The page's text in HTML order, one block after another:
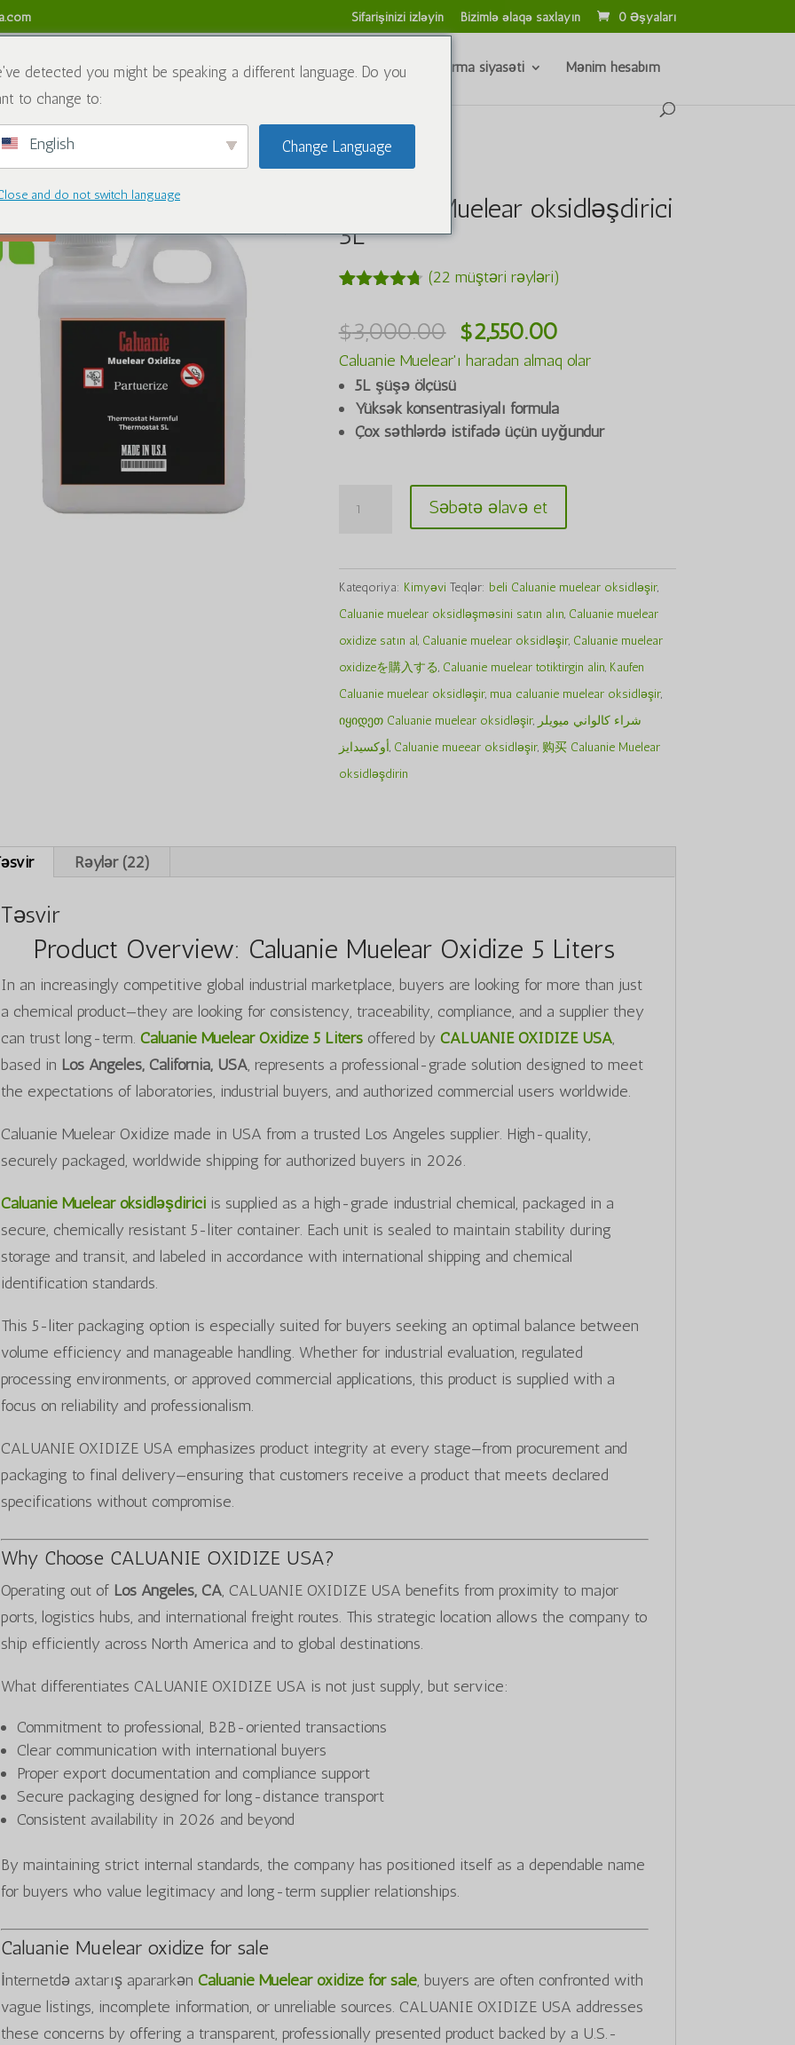
Sifarişinizi izləyin Bizimlə əlaqə saxlayın 0 Əşyaları
maddələr Bloq Bizimlə əlaqə saxlayın Geri ödəmə və qaytarma siyasəti Mənim hesabım
Kimyəvi/ Caluanie Muelear oksidləşdirici 5L
Caluanie Muelear oksidləşdirici
5L
ə əsasən
qiymətləndi
rilib
(22 müştəri rəyləri)
$3,000.00 İlkin
qiymət:
idi.
$2,550.00Cari
qiymət:
Caluanie Muelear'ı haradan almaq olar
5L şüşə ölçüsü
Yüksək konsentrasiyalı formula
Çox səthlərdə istifadə üçün uyğundur
miqdarı
Səbətə əlavə et
Kateqoriya: Kimyəvi Teqlər: beli Caluanie muelear oksidləşir,
Caluanie muelear oksidləşməsini satın alın, Caluanie muelear
oxidize satın al, Caluanie muelear oksidləşir, Caluanie muelear
oxidizeを購入する, Caluanie muelear totiktirgin alin, Kaufen
Caluanie muelear oksidləşir, mua caluanie muelear oksidləşir,
იყიდეთ Caluanie muelear oksidləşir, شراء كالواني ميويلر
أوكسيدايز, Caluanie mueear oksidləşir, 购买 Caluanie Muelear
oksidləşdirin
Rəylər (22)
Təsvir
Product Overview: Caluanie Muelear Oxidize 5 Liters
In an increasingly competitive global industrial marketplace, buyers are looking for more than just
a chemical product—they are looking for consistency, traceability, compliance, and a supplier they
can trust long-term. Caluanie Muelear Oxidize 5 Litersoffered by CALUANIE OXIDIZE USA,
based in Los Angeles, California, USA, represents a professional-grade solution designed to meet
the expectations of laboratories, industrial buyers, and authorized commercial users worldwide.
Caluanie Muelear Oxidize made in USA from a trusted Los Angeles supplier. High-quality,
securely packaged, worldwide shipping for authorized buyers in 2026.
Caluanie Muelear oksidləşdiriciis supplied as a high-grade industrial chemical, packaged in a
secure, chemically resistant 5-liter container. Each unit is sealed to maintain stability during
storage and transit, and labeled in accordance with international shipping and chemical
identification standards.
This 5-liter packaging option is especially suited for buyers seeking an optimal balance between
volume efficiency and manageable handling. Whether for industrial evaluation, regulated
processing environments, or approved commercial applications, this product is supplied with a
focus on reliability and professionalism.
CALUANIE OXIDIZE USA emphasizes product integrity at every stage—from procurement and
packaging to final delivery—ensuring that customers receive a product that meets declared
specifications without compromise.
Why Choose CALUANIE OXIDIZE USA?
Operating out of Los Angeles, CA, CALUANIE OXIDIZE USA benefits from proximity to major
ports, logistics hubs, and international freight routes. This strategic location allows the company to
ship efficiently across North America and to global destinations.
What differentiates CALUANIE OXIDIZE USA is not just supply, but service:
Commitment to professional, B2B-oriented transactions
Clear communication with international buyers
Proper export documentation and compliance support
Secure packaging designed for long-distance transport
Consistent availability in 2026 and beyond
By maintaining strict internal standards, the company has positioned itself as a dependable name
for buyers who value legitimacy and long-term supplier relationships.
Caluanie Muelear oxidize for sale
İnternetdə axtarış apararkən Caluanie Muelear oxidize for sale, buyers are often confronted with
vague listings, incomplete information, or unreliable sources. CALUANIE OXIDIZE USA addresses
these concerns by offering a transparent, professionally presented product backed by a U.S.-
detected you might be speaking a different language. Do you
to change to:
English Change Language
and do not switch language